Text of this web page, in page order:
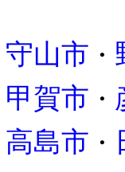
守山市 ・
甲賀市 ・
高島市 ・